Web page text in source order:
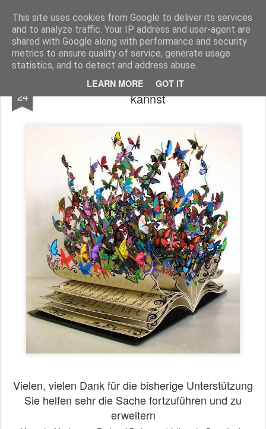
This site uses cookies from Google to deliver its services
and to analyze traffic. Your IP address and user-agent are
shared with Google along with performance and security
metrics to ensure quality of service, generate usage
statistics, and to detect and address abuse.
LEARN MORE GOT IT
Freigeist - ReHU - Forum Institut für Grenzwissenschaften - Spiritualität - Zukunftsforschung - Einheit
Pages
24
Wie Du Freigeist-Forum unterstützen
kannst
Vielen, vielen Dank für die bisherige Unterstützung
Sie helfen sehr die Sache fortzuführen und zu
erweitern